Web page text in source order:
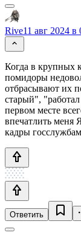
Rive11 авг 2024 в
Когда в крупных
помидоры
отбрасывают их
старый", "работал
первом месте
впечатлить меня
кадры
Ответить